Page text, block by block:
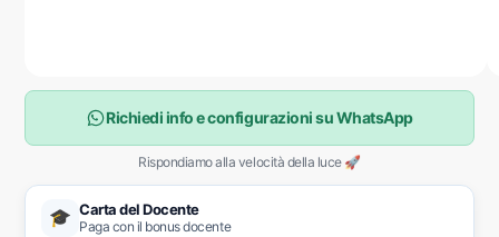
su3
Richiedi info e configurazioni su WhatsApp
Rispondiamo alla velocità della luce 🚀
🎓 Carta del Docente
Paga con il bonus docente